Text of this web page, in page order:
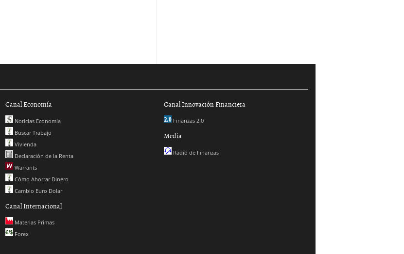
Canal Economía
Noticias Economía
Buscar Trabajo
Vivienda
Declaración de la Renta
Warrants
Cómo Ahorrar Dinero
Cambio Euro Dolar
Canal Internacional
Materias Primas
Forex
Canal Innovación Financiera
Finanzas 2.0
Media
Radio de Finanzas